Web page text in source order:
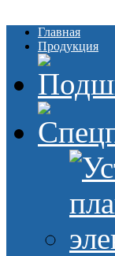
Главная
Продукция